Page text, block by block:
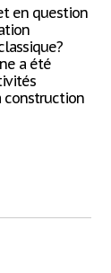
en question
a été
construction